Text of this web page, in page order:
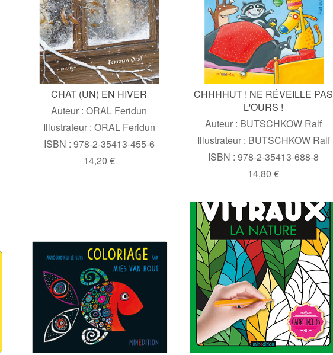
CHAT (UN) EN HIVER
Auteur : ORAL Feridun
Illustrateur : ORAL Feridun
ISBN : 978-2-35413-455-6
14,20 €
CHHHHUT ! NE RÉVEILLE PAS
L'OURS !
Auteur : BUTSCHKOW Ralf
Illustrateur : BUTSCHKOW Ralf
ISBN : 978-2-35413-688-8
14,80 €